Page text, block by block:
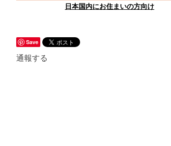
日本国内にお住まいの方向け
Save
通報する